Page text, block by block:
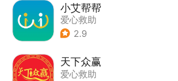
小艾帮帮
爱心救助
2.9
天下众赢
爱心救助